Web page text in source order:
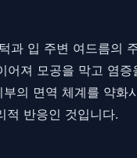
과 입 주변 여드름의
져 모공을 막고 염
의 면역 체계를 약
적 반응인 것입니다.